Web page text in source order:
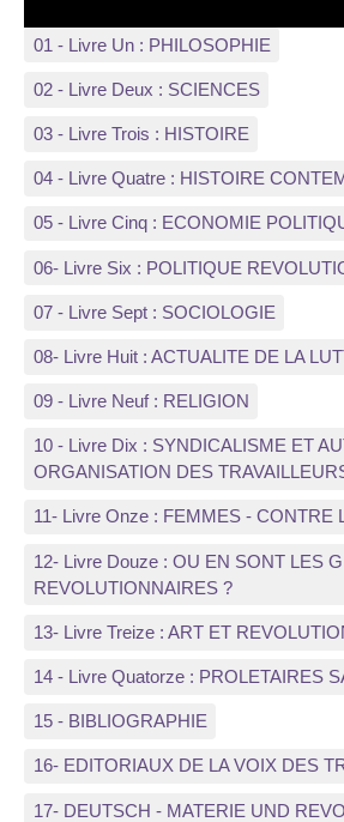
01 - Livre Un : PHILOSOPHIE
02 - Livre Deux : SCIENCES
03 - Livre Trois : HISTOIRE
04 - Livre Quatre : HISTOIRE
05 - Livre Cinq : ECONOMIE
06- Livre Six : POLITIQUE
07 - Livre Sept : SOCIOLOGIE
08- Livre Huit : ACTUALITE DE LA
09 - Livre Neuf : RELIGION
10 - Livre Dix : SYNDICALISME ET
ORGANISATION DES
11- Livre Onze : FEMMES - CONTRE
12- Livre Douze : OU EN SONT LES
REVOLUTIONNAIRES ?
13- Livre Treize : ART ET
14 - Livre Quatorze : PROLETAIRES
15 - BIBLIOGRAPHIE
16- EDITORIAUX DE LA VOIX DES
17- DEUTSCH - MATERIE UND